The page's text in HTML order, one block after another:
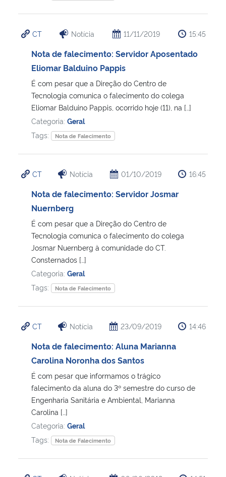
CT Notícia 11/11/2019 15:45
Nota de falecimento: Servidor Aposentado
Eliomar Balduino Pappis
É com pesar que a Direção do Centro de
Tecnologia comunica o falecimento do colega
Eliomar Balduino Pappis, ocorrido hoje (11), na […]
Categoria: Geral
Tags:
Nota de Falecimento
CT Notícia 01/10/2019 16:45
Nota de falecimento: Servidor Josmar
Nuernberg
É com pesar que a Direção do Centro de
Tecnologia comunica o falecimento do colega
Josmar Nuernberg à comunidade do CT.
Consternados […]
Categoria: Geral
Tags:
Nota de Falecimento
CT Notícia 23/09/2019 14:46
Nota de falecimento: Aluna Marianna
Carolina Noronha dos Santos
É com pesar que informamos o trágico
falecimento da aluna do 3º semestre do curso de
Engenharia Sanitária e Ambiental, Marianna
Carolina […]
Categoria: Geral
Tags:
Nota de Falecimento